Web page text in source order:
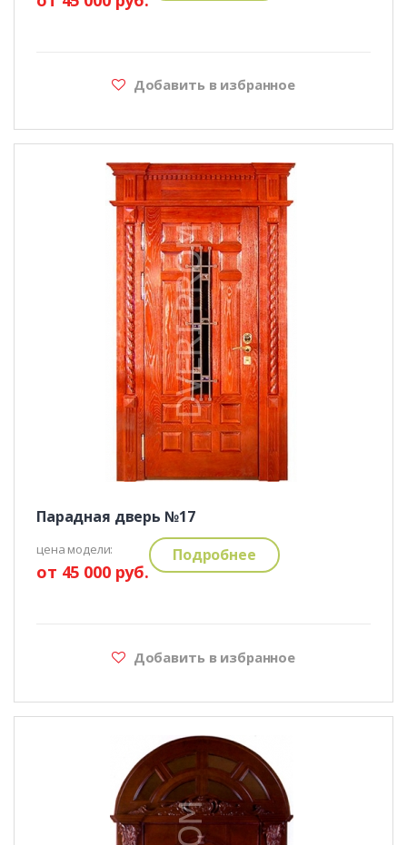
Добавить в избранное
Парадная дверь №17
цена модели:
от 45 000 руб.
Подробнее
Добавить в избранное